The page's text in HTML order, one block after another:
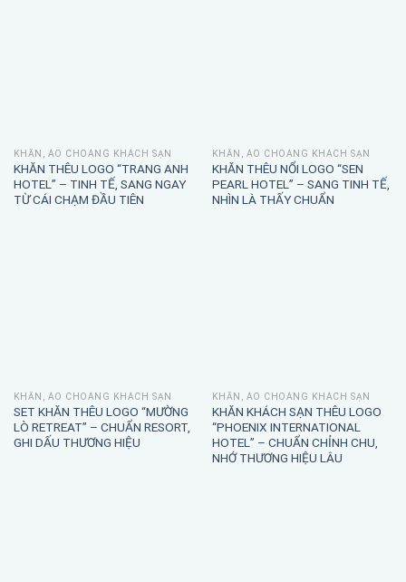
KHĂN, ÁO CHOÀNG KHÁCH SẠN
KHĂN THÊU LOGO “TRANG ANH
HOTEL” – TINH TẾ, SANG NGAY
TỪ CÁI CHẠM ĐẦU TIÊN
KHĂN, ÁO CHOÀNG KHÁCH SẠN
KHĂN THÊU NỔI LOGO “SEN
PEARL HOTEL” – SANG TINH TẾ,
NHÌN LÀ THẤY CHUẨN
KHĂN, ÁO CHOÀNG KHÁCH SẠN
SET KHĂN THÊU LOGO “MƯỜNG
LÒ RETREAT” – CHUẨN RESORT,
GHI DẤU THƯƠNG HIỆU
KHĂN, ÁO CHOÀNG KHÁCH SẠN
KHĂN KHÁCH SẠN THÊU LOGO
“PHOENIX INTERNATIONAL
HOTEL” – CHUẨN CHỈNH CHU,
NHỚ THƯƠNG HIỆU LÂU